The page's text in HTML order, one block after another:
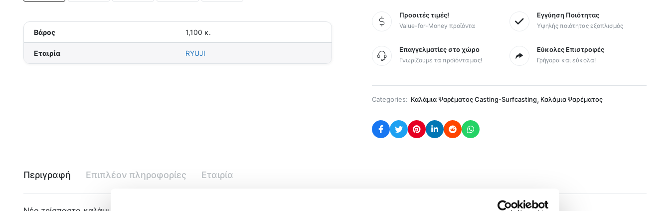
Βάρος 1,100 κ.
Εταιρία RYUJI
Προσιτές τιμές!
Value-for-Money προϊόντα
Εγγύηση Ποιότητας
Υψηλής ποιότητας εξοπλισμός
Επαγγελματίες στο χώρο
Γνωρίζουμε τα προϊόντα μας!
Εύκολες Επιστροφές
Γρήγορα και εύκολα!
Categories: Καλάμια Ψαρέματος Casting-Surfcasting, Καλάμια Ψαρέματος
Περιγραφή Επιπλέον πληροφορίες Εταιρία